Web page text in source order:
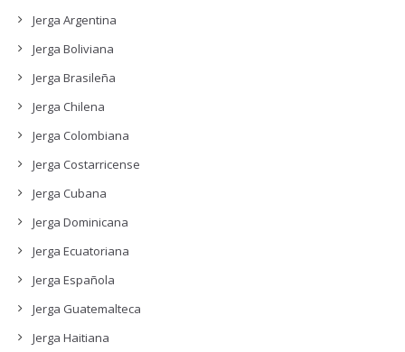
Jerga Argentina
Jerga Boliviana
Jerga Brasileña
Jerga Chilena
Jerga Colombiana
Jerga Costarricense
Jerga Cubana
Jerga Dominicana
Jerga Ecuatoriana
Jerga Española
Jerga Guatemalteca
Jerga Haitiana